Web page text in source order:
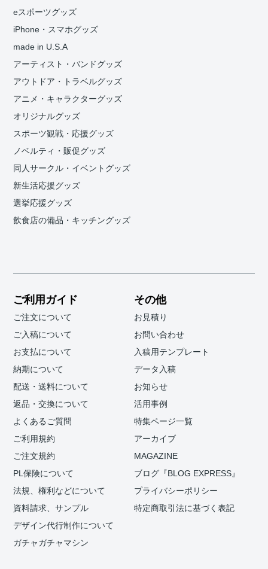
eスポーツグッズ
iPhone・スマホグッズ
made in U.S.A
アーティスト・バンドグッズ
アウトドア・トラベルグッズ
アニメ・キャラクターグッズ
オリジナルグッズ
スポーツ観戦・応援グッズ
ノベルティ・販促グッズ
同人サークル・イベントグッズ
新生活応援グッズ
選挙応援グッズ
飲食店の備品・キッチングッズ
ご利用ガイド
ご注文について
ご入稿について
お支払について
納期について
配送・送料について
返品・交換について
よくあるご質問
ご利用規約
ご注文規約
PL保険について
法規、権利などについて
資料請求、サンプル
デザイン代行制作について
ガチャガチャマシン
その他
お見積り
お問い合わせ
入稿用テンプレート
データ入稿
お知らせ
活用事例
特集ページ一覧
アーカイブ
MAGAZINE
ブログ『BLOG EXPRESS』
プライバシーポリシー
特定商取引法に基づく表記